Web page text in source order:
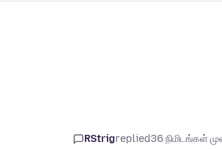
RStrigreplied36 நிமிடங்கள்